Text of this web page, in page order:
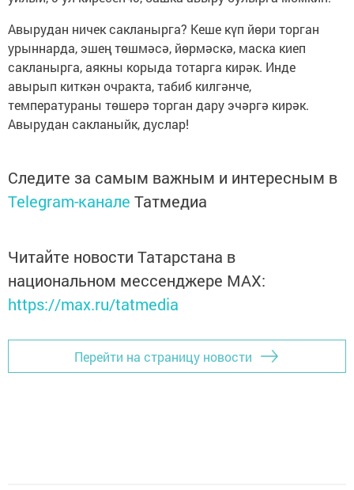
Авырудан ничек сакланырга? Кеше күп йөри торган
урыннарда, эшең төшмәсә, йөрмәскә, маска киеп
сакланырга, аякны корыда тотарга кирәк. Инде
авырып киткән очракта, табиб килгәнче,
температураны төшерә торган дару эчәргә кирәк.
Авырудан сакланыйк, дуслар!
Следите за самым важным и интересным в
Telegram-канале Татмедиа
Читайте новости Татарстана в
национальном мессенджере MАХ:
https://max.ru/tatmedia
Перейти на страницу новости